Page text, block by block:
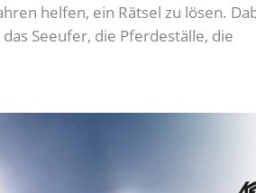
helfen, ein Rätsel zu lösen.
Seeufer, die Pferdeställe, die